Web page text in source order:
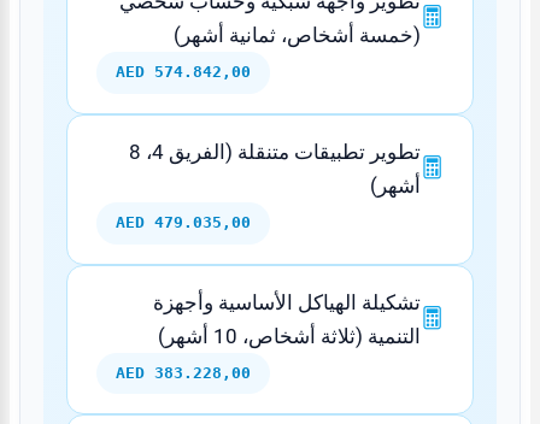
(خمسة أشخاص، ثمانية أشهر)
574.842,00 AED
تطوير تطبيقات متنقلة (الفريق 4، 8
أشهر)
479.035,00 AED
تشكيلة الهياكل الأساسية وأجهزة
التنمية (ثلاثة أشخاص، 10 أشهر)
383.228,00 AED